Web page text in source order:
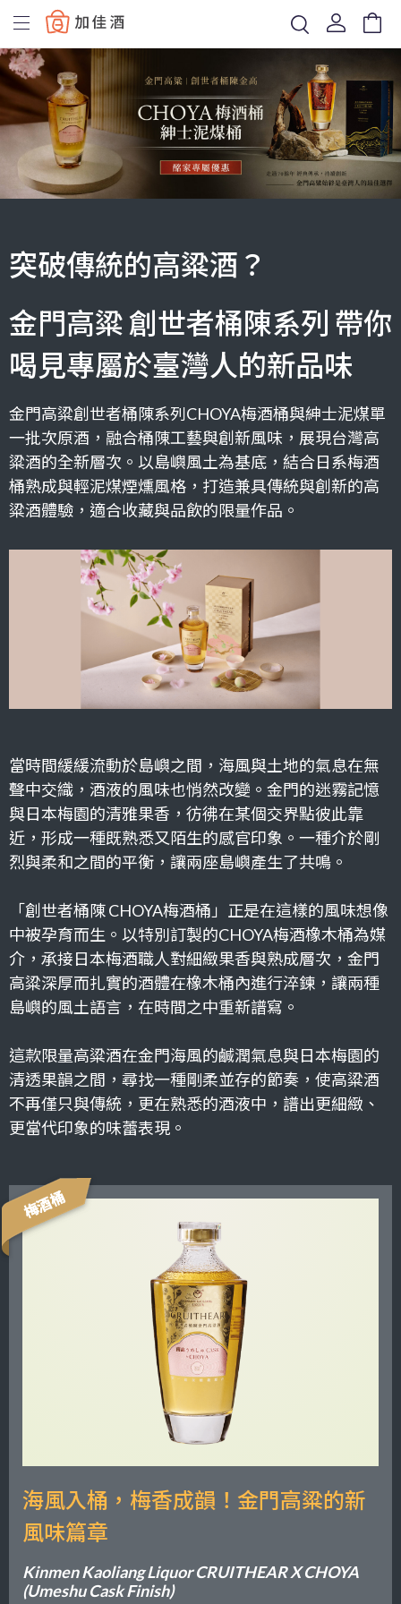
Baccus
突破傳統的高粱酒？
金門高粱 創世者桶陳系列 帶你
喝見專屬於臺灣人的新品味
金門高粱創世者桶陳系列CHOYA梅酒桶與紳士泥煤單
一批次原酒，融合桶陳工藝與創新風味，展現台灣高
粱酒的全新層次。以島嶼風土為基底，結合日系梅酒
桶熟成與輕泥煤煙燻風格，打造兼具傳統與創新的高
粱酒體驗，適合收藏與品飲的限量作品。
當時間緩緩流動於島嶼之間，海風與土地的氣息在無
聲中交織，酒液的風味也悄然改變。金門的迷霧記憶
與日本梅園的清雅果香，彷彿在某個交界點彼此靠
近，形成一種既熟悉又陌生的感官印象。一種介於剛
烈與柔和之間的平衡，讓兩座島嶼產生了共鳴。
「創世者桶陳 CHOYA梅酒桶」正是在這樣的風味想像
中被孕育而生。以特別訂製的CHOYA梅酒橡木桶為媒
介，承接日本梅酒職人對細緻果香與熟成層次，金門
高粱深厚而扎實的酒體在橡木桶內進行淬鍊，讓兩種
島嶼的風土語言，在時間之中重新譜寫。
這款限量高粱酒在金門海風的鹹潤氣息與日本梅園的
清透果韻之間，尋找一種剛柔並存的節奏，使高粱酒
不再僅只與傳統，更在熟悉的酒液中，譜出更細緻、
更當代印象的味蕾表現。
梅酒桶
海風入桶，梅香成韻！金門高粱的新
風味篇章
Kinmen Kaoliang Liquor CRUITHEAR X CHOYA
(Umeshu Cask Finish)